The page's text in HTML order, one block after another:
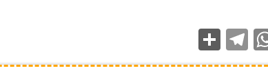
W
h
T
el
h